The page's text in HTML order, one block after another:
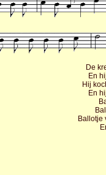
De
En
Hij
En
Ballotje